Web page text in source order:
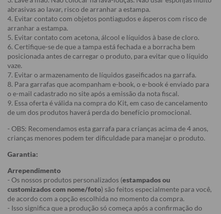
abrasivas ao lavar, risco de arranhar a estampa.
4. Evitar contato com objetos pontiagudos e ásperos com risco de
arranhar a estampa.
5. Evitar contato com acetona, álcool e líquidos à base de cloro.
6. Certifique-se de que a tampa está fechada e a borracha bem
posicionada antes de carregar o produto, para evitar que o líquido
vaze.
7. Evitar o armazenamento de líquidos gaseificados na garrafa.
8. Para garrafas que acompanham e-book, o e-book é enviado para
o e-mail cadastrado no site após a emissão da nota fiscal.
9. Essa oferta é válida na compra do Kit, em caso de cancelamento
de um dos produtos haverá perda do benefício promocional.
- OBS: Recomendamos esta garrafa para crianças acima de 4 anos,
crianças menores podem ter dificuldade para manejar o produto.
Garantia:
Arrependimento
- Os nossos produtos personalizados (estampados ou
customizados com nome/foto) são feitos especialmente para você,
de acordo com a opção escolhida no momento da compra.
- Isso significa que a produção só começa após a confirmação do